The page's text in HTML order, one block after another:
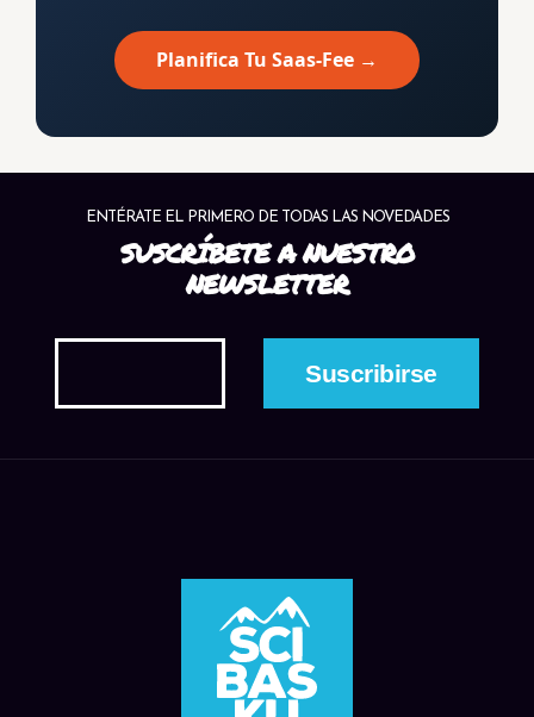
Planifica Tu Saas-Fee →
ENTÉRATE EL PRIMERO DE TODAS LAS NOVEDADES
SUSCRÍBETE A NUESTRO
NEWSLETTER